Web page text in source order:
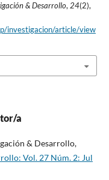
& Desarrollo,24(2),
investigacion/article/view
a
& Desarrollo,
Vol. 27 Núm. 2: Jul